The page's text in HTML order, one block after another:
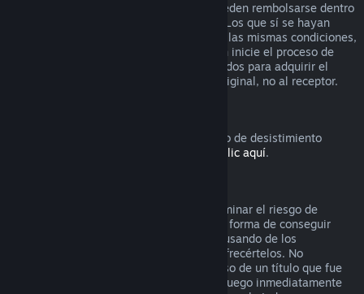
Los regalos que no se hayan activado pueden rembolsarse dentro
del período estándar de 14 días/2 horas. Los que sí se hayan
activado también pueden rembolsarse en las mismas condiciones,
pero debe ser el receptor del regalo quien inicie el proceso de
rembolso. En este caso, los fondos utilizados para adquirir el
regalo le serán devueltos al comprador original, no al receptor.
Si quieres saber cómo funciona el derecho de desistimiento
haz clic aquí.
Los reembolsos están diseñados para eliminar el riesgo de
compra de títulos en Steam, no como una forma de conseguir
juegos gratis. Si nos parece que estás abusando de los
reembolsos, es posible que dejemos de ofrecértelos. No
consideramos abuso solicitar un reembolso de un título que fue
comprado justo antes de unas rebajas si luego inmediatamente